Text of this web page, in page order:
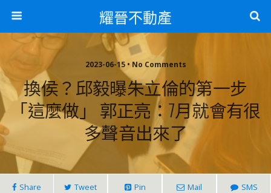
耀晉不動產
2023-06-15 • No Comments
換侯？邱毅曝朱立倫的第一步
「這麼做」 郭正亮：7月就會有很
多聲音出來了
Share Tweet Pin Mail SMS